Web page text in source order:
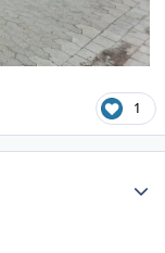
1